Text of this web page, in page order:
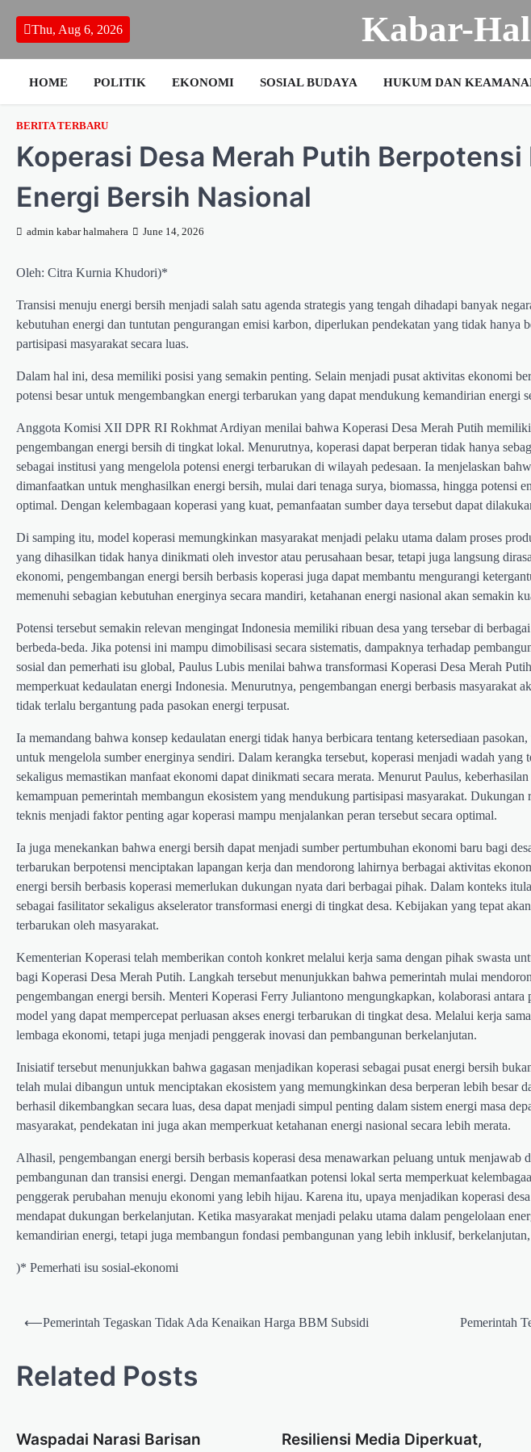
content
Thu, Aug 6, 2026 Kabar-
HOME POLITIK EKONOMI SOSIAL BUDAYA HUKUM DAN
BERITA TERBARU
Koperasi Desa Merah Putih
Energi Bersih Nasional
admin kabar halmahera June 14, 2026
Oleh: Citra Kurnia Khudori)*
Transisi menuju energi bersih menjadi salah satu agenda strategis yang tengah dihadapi banyak
kebutuhan energi dan tuntutan pengurangan emisi karbon, diperlukan pendekatan yang tidak hanya
partisipasi masyarakat secara luas.
Dalam hal ini, desa memiliki posisi yang semakin penting. Selain menjadi pusat aktivitas ekonomi
potensi besar untuk mengembangkan energi terbarukan yang dapat mendukung kemandirian energi
Anggota Komisi XII DPR RI Rokhmat Ardiyan menilai bahwa Koperasi Desa Merah Putih
pengembangan energi bersih di tingkat lokal. Menurutnya, koperasi dapat berperan tidak hanya
sebagai institusi yang mengelola potensi energi terbarukan di wilayah pedesaan. Ia menjelaskan
dimanfaatkan untuk menghasilkan energi bersih, mulai dari tenaga surya, biomassa, hingga potensi
optimal. Dengan kelembagaan koperasi yang kuat, pemanfaatan sumber daya tersebut dapat
Di samping itu, model koperasi memungkinkan masyarakat menjadi pelaku utama dalam proses
yang dihasilkan tidak hanya dinikmati oleh investor atau perusahaan besar, tetapi juga langsung
ekonomi, pengembangan energi bersih berbasis koperasi juga dapat membantu mengurangi
memenuhi sebagian kebutuhan energinya secara mandiri, ketahanan energi nasional akan semakin
Potensi tersebut semakin relevan mengingat Indonesia memiliki ribuan desa yang tersebar di
berbeda-beda. Jika potensi ini mampu dimobilisasi secara sistematis, dampaknya terhadap
sosial dan pemerhati isu global, Paulus Lubis menilai bahwa transformasi Koperasi Desa Merah
memperkuat kedaulatan energi Indonesia. Menurutnya, pengembangan energi berbasis masyarakat
tidak terlalu bergantung pada pasokan energi terpusat.
Ia memandang bahwa konsep kedaulatan energi tidak hanya berbicara tentang ketersediaan
untuk mengelola sumber energinya sendiri. Dalam kerangka tersebut, koperasi menjadi wadah yang
sekaligus memastikan manfaat ekonomi dapat dinikmati secara merata. Menurut Paulus,
kemampuan pemerintah membangun ekosistem yang mendukung partisipasi masyarakat. Dukungan
teknis menjadi faktor penting agar koperasi mampu menjalankan peran tersebut secara optimal.
Ia juga menekankan bahwa energi bersih dapat menjadi sumber pertumbuhan ekonomi baru bagi
terbarukan berpotensi menciptakan lapangan kerja dan mendorong lahirnya berbagai aktivitas
energi bersih berbasis koperasi memerlukan dukungan nyata dari berbagai pihak. Dalam konteks
sebagai fasilitator sekaligus akselerator transformasi energi di tingkat desa. Kebijakan yang tepat
terbarukan oleh masyarakat.
Kementerian Koperasi telah memberikan contoh konkret melalui kerja sama dengan pihak swasta
bagi Koperasi Desa Merah Putih. Langkah tersebut menunjukkan bahwa pemerintah mulai
pengembangan energi bersih. Menteri Koperasi Ferry Juliantono mengungkapkan, kolaborasi antara
model yang dapat mempercepat perluasan akses energi terbarukan di tingkat desa. Melalui kerja
lembaga ekonomi, tetapi juga menjadi penggerak inovasi dan pembangunan berkelanjutan.
Inisiatif tersebut menunjukkan bahwa gagasan menjadikan koperasi sebagai pusat energi bersih
telah mulai dibangun untuk menciptakan ekosistem yang memungkinkan desa berperan lebih besar
berhasil dikembangkan secara luas, desa dapat menjadi simpul penting dalam sistem energi masa
masyarakat, pendekatan ini juga akan memperkuat ketahanan energi nasional secara lebih merata.
Alhasil, pengembangan energi bersih berbasis koperasi desa menawarkan peluang untuk menjawab
pembangunan dan transisi energi. Dengan memanfaatkan potensi lokal serta memperkuat
penggerak perubahan menuju ekonomi yang lebih hijau. Karena itu, upaya menjadikan koperasi
mendapat dukungan berkelanjutan. Ketika masyarakat menjadi pelaku utama dalam pengelolaan
kemandirian energi, tetapi juga membangun fondasi pembangunan yang lebih inklusif,
)* Pemerhati isu sosial-ekonomi
Post
⟵Pemerintah Tegaskan Tidak Ada Kenaikan Harga BBM Subsidi Pemerintah
Related Posts
Waspadai Narasi Barisan
Resiliensi Media Diperkuat,